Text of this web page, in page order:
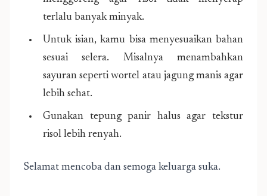
terlalu banyak minyak.
Untuk isian, kamu bisa menyesuaikan bahan
sesuai selera. Misalnya menambahkan
sayuran seperti wortel atau jagung manis agar
lebih sehat.
Gunakan tepung panir halus agar tekstur
risol lebih renyah.
Selamat mencoba dan semoga keluarga suka.